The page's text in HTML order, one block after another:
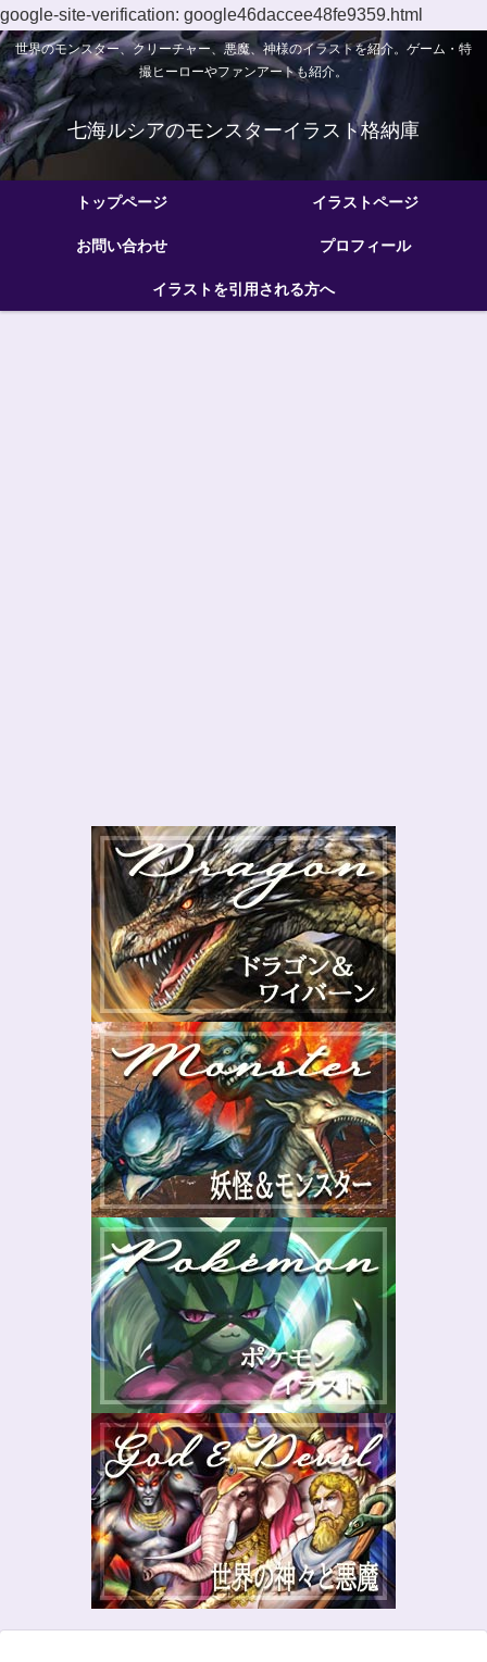
google-site-verification: google46daccee48fe9359.html
世界のモンスター、クリーチャー、悪魔、神様のイラストを紹介。ゲーム・特
撮ヒーローやファンアートも紹介。
七海ルシアのモンスターイラスト格納庫
トップページ イラストページ
お問い合わせ プロフィール
イラストを引用される方へ